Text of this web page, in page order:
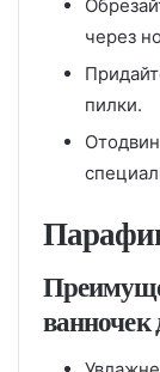
через
пилки.
ванночек